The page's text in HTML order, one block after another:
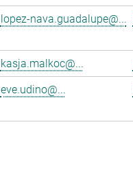
lopez-nava.guadalupe@...
kasja.malkoc@...
eve.udino@...